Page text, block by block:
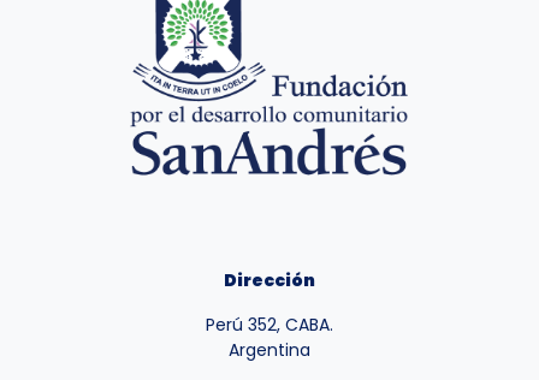
Dirección
Perú 352, CABA.
Argentina